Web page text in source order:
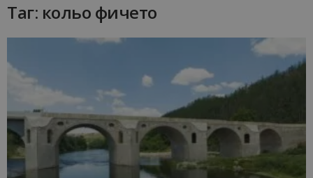
Таг: кольо фичето